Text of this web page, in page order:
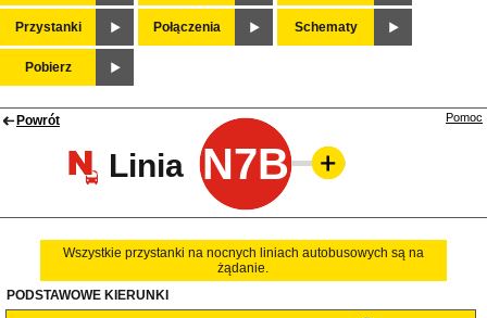
Przystanki Połączenia Schematy
Pobierz
Powrót
Linia N7B
Pomoc
Wszystkie przystanki na nocnych liniach autobusowych są na
żądanie.
PODSTAWOWE KIERUNKI